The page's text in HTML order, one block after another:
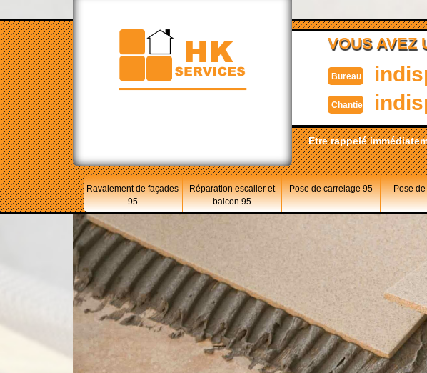
VOUS AVEZ
Bureau
Chantier
Etre rappelé
Ravalement de façades
95
Réparation escalier et
balcon 95
Pose de carrelage 95 Pose